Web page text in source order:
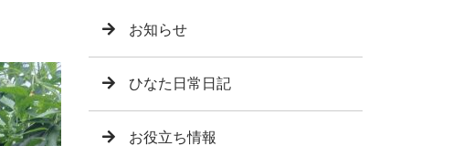
お知らせ
ひなた日常日記
お役立ち情報